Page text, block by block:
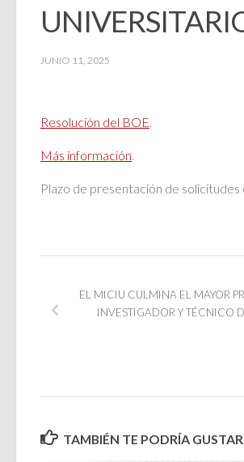
JUNIO 11, 2025
Resolución del BOE.
Más información.
Plazo de presentación de solicitudes
EL MICIU CULMINA EL MAYOR
INVESTIGADOR Y TÉCNICO
TAMBIÉN TE PODRÍA